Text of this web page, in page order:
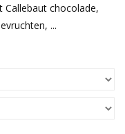
chocolade,
...